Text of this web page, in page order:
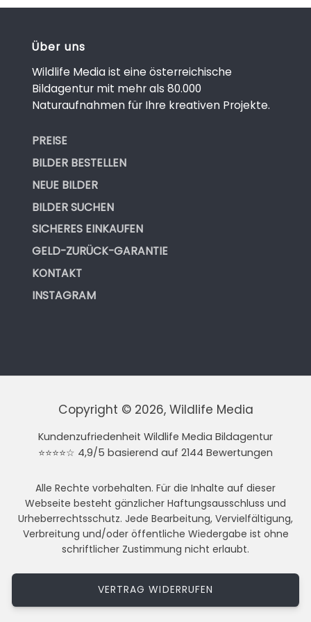
Über uns
Wildlife Media ist eine österreichische
Bildagentur mit mehr als 80.000
Naturaufnahmen für Ihre kreativen Projekte.
PREISE
BILDER BESTELLEN
NEUE BILDER
BILDER SUCHEN
SICHERES EINKAUFEN
GELD-ZURÜCK-GARANTIE
KONTAKT
INSTAGRAM
Copyright © 2026, Wildlife Media
Kundenzufriedenheit Wildlife Media Bildagentur
⭐⭐⭐⭐☆ 4,9/5 basierend auf 2144 Bewertungen
Alle Rechte vorbehalten. Für die Inhalte auf dieser
Webseite besteht gänzlicher Haftungsausschluss und
Urheberrechtsschutz. Jede Bearbeitung, Vervielfältigung,
Verbreitung und/oder öffentliche Wiedergabe ist ohne
schriftlicher Zustimmung nicht erlaubt.
VERTRAG WIDERRUFEN